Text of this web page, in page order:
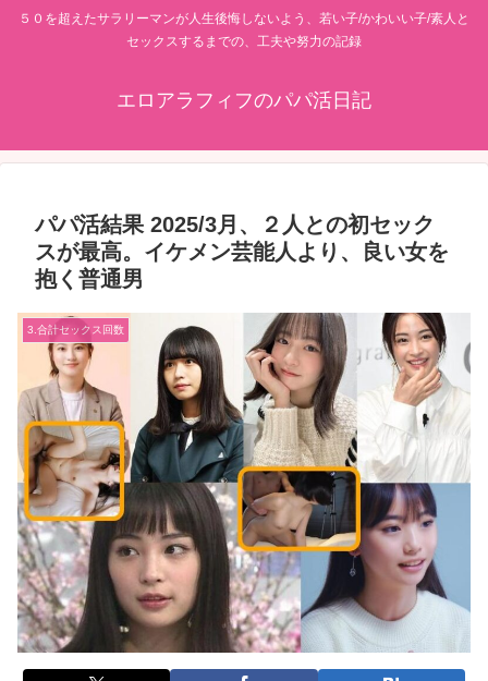
５０を超えたサラリーマンが人生後悔しないよう、若い子/かわいい子/素人と
セックスするまでの、工夫や努力の記録
エロアラフィフのパパ活日記
パパ活結果 2025/3月、２人との初セック
スが最高。イケメン芸能人より、良い女を
抱く普通男
3.合計セックス回数